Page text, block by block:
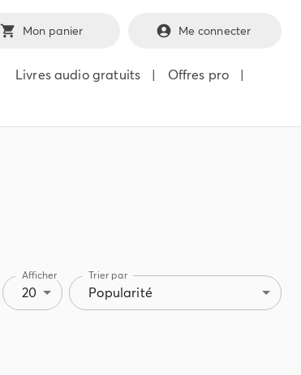
Mon panier Me connecter
Livres audio gratuits | Offres pro
|
Afficher
20
Trier par
Popularité